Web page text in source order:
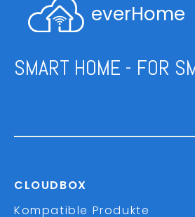
everHome
SMART HOME - FOR
CLOUDBOX
Kompatible Produkte